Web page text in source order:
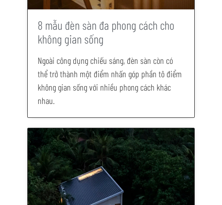
8 mẫu đèn sàn đa phong cách cho
không gian sống
Ngoài công dụng chiếu sáng, đèn sàn còn có
thể trở thành một điểm nhấn góp phần tô điểm
không gian sống với nhiều phong cách khác
nhau.